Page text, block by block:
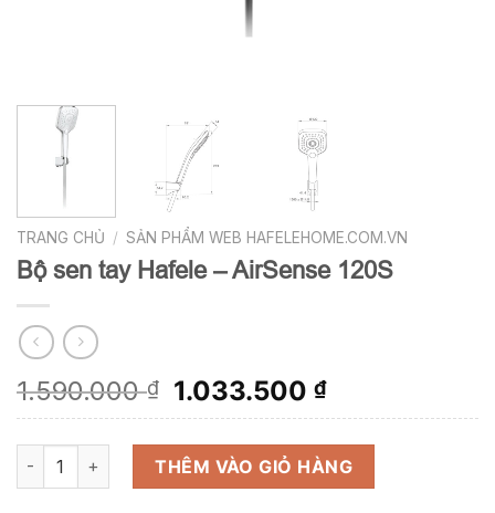
TRANG CHỦ / SẢN PHẨM WEB HAFELEHOME.COM.VN
Bộ sen tay Hafele – AirSense 120S
1.590.000₫
Giá
gốc
là:
1.590.000 ₫.
1.033.500₫Giá
hiện
tại
là:
1.033.500 ₫.
Bộ sen tay Hafele - AirSense 120S số lượng
THÊM VÀO GIỎ HÀNG